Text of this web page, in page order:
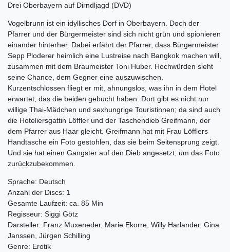
Drei Oberbayern auf Dirndljagd (DVD)
Vogelbrunn ist ein idyllisches Dorf in Oberbayern. Doch der
Pfarrer und der Bürgermeister sind sich nicht grün und spionieren
einander hinterher. Dabei erfährt der Pfarrer, dass Bürgermeister
Sepp Ploderer heimlich eine Lustreise nach Bangkok machen will,
zusammen mit dem Braumeister Toni Huber. Hochwürden sieht
seine Chance, dem Gegner eine auszuwischen.
Kurzentschlossen fliegt er mit, ahnungslos, was ihn in dem Hotel
erwartet, das die beiden gebucht haben. Dort gibt es nicht nur
willige Thai-Mädchen und sexhungrige Touristinnen; da sind auch
die Hoteliersgattin Löffler und der Taschendieb Greifmann, der
dem Pfarrer aus Haar gleicht. Greifmann hat mit Frau Löfflers
Handtasche ein Foto gestohlen, das sie beim Seitensprung zeigt.
Und sie hat einen Gangster auf den Dieb angesetzt, um das Foto
zurückzubekommen.
Sprache: Deutsch
Anzahl der Discs: 1
Gesamte Laufzeit: ca. 85 Min
Regisseur: Siggi Götz
Darsteller: Franz Muxeneder, Marie Ekorre, Willy Harlander, Gina
Janssen, Jürgen Schilling
Genre: Erotik